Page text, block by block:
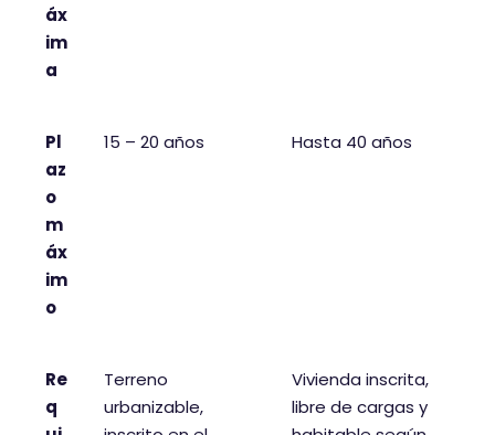
áx
im
a
Pl
az
o
m
áx
im
o
15 – 20 años Hasta 40 años
Re
q
Terreno
urbanizable,
Vivienda inscrita,
libre de cargas y